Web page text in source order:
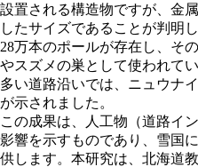
設置される構造物ですが、金
したサイズであることが判明
28万本のポールが存在し、そ
やスズメの巣として使われて
多い道路沿いでは、ニュウナ
が示されました。
この成果は、人工物（道路イ
影響を示すものであり、雪国
供します。本研究は、北海道